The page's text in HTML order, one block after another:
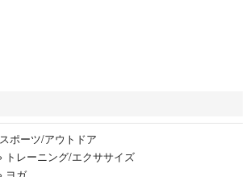
スポーツ/アウトドア
› トレーニング/エクササイズ